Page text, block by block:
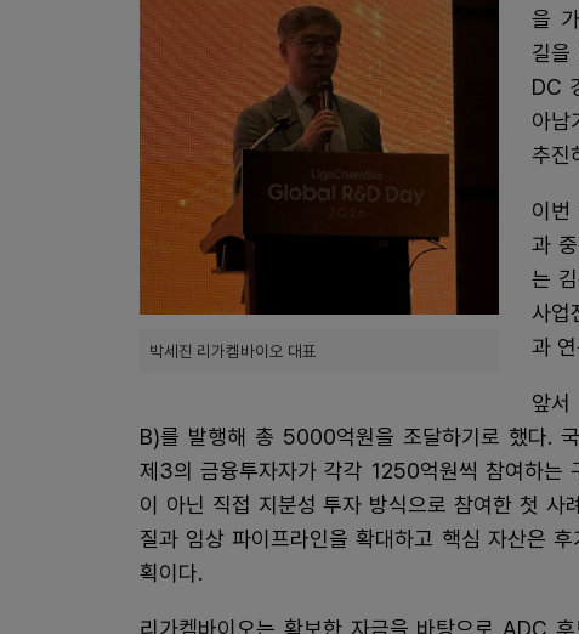
박세진 리가켐바이오 대표
을
길을
DC
아남
추진
이번
과
는
사업
과
앞서
B)를 발행해 총 5000억원을 조달하기로 했다.
제3의 금융투자자가 각각 1250억원씩 참여하는
이 아닌 직접 지분성 투자 방식으로 참여한 첫 사
질과 임상 파이프라인을 확대하고 핵심 자산은
획이다.
리가켐바이오는 확보한 자금을 바탕으로 ADC